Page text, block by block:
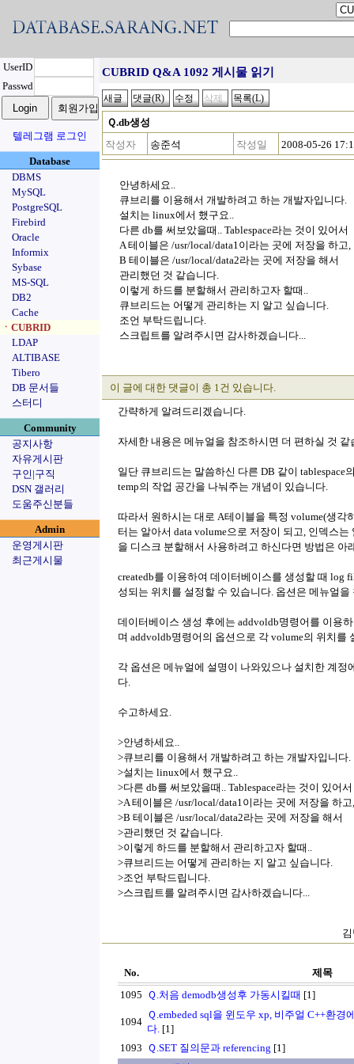
UserID
Passwd
텔레그램 로그인
Database
DBMS
MySQL
PostgreSQL
Firebird
Oracle
Informix
Sybase
MS-SQL
DB2
Cache
ㆍCUBRID
LDAP
ALTIBASE
Tibero
DB 문서들
스터디
Community
공지사항
자유게시판
구인|구직
DSN 갤러리
도움주신분들
Admin
운영게시판
최근게시물
CUBRID Q&A 1092 게시물 읽기
Ｑ.db생성
작성자
송준석 작성일 2008-05-26
안녕하세요..
큐브리를 이용해서 개발하려고 하는 개발자입니다.
설치는 linux에서 했구요..
다른 db를 써보았을때.. Tablespace라는 것이 있어서
A 테이블은 /usr/local/data1이라는 곳에 저장을 하고,
B 테이블은 /usr/local/data2라는 곳에 저장을 해서
관리했던 것 같습니다.
이렇게 하드를 분할해서 관리하고자 할때..
큐브리드는 어떻게 관리하는 지 알고 싶습니다.
조언 부탁드립니다.
스크립트를 알려주시면 감사하겠습니다...
이 글에 대한 댓글이 총 1건 있습니다.
간략하게 알려드리겠습니다.
자세한 내용은 메뉴얼을 참조하시면 더 편하실 것 같
일단 큐브리드는 말씀하신 다른 DB 같이 tablespace
temp의 작업 공간을 나눠주는 개념이 있습니다.
따라서 원하시는 대로 A테이블을 특정 volume(생각
터는 알아서 data volume으로 저장이 되고, 인덱스
을 디스크 분할해서 사용하려고 하신다면 방법은 아
createdb를 이용하여 데이터베이스를 생성할 때 log
성되는 위치를 설정할 수 있습니다. 옵션은 메뉴얼
데이터베이스 생성 후에는 addvoldb명령어를 이용
며 addvoldb명령어의 옵션으로 각 volume의 위치를
각 옵션은 메뉴얼에 설명이 나와있으나 설치한 계
다.
수고하세요.
>안녕하세요..
>큐브리를 이용해서 개발하려고 하는 개발자입니다.
>설치는 linux에서 했구요..
>다른 db를 써보았을때.. Tablespace라는 것이 있어서
>A 테이블은 /usr/local/data1이라는 곳에 저장을 하고,
>B 테이블은 /usr/local/data2라는 곳에 저장을 해서
>관리했던 것 같습니다.
>이렇게 하드를 분할해서 관리하고자 할때..
>큐브리드는 어떻게 관리하는 지 알고 싶습니다.
>조언 부탁드립니다.
>스크립트를 알려주시면 감사하겠습니다...
No.
제목
1095 Ｑ.처음 demodb생성후 가동시킬때 [1]
1094
Ｑ.embeded sql을 윈도우 xp, 비주얼 C++환
다. [1]
1093 Ｑ.SET 질의문과 referencing [1]